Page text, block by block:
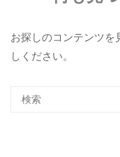
お探しのコンテンツ
しください。